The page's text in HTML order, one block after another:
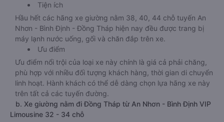
Tiện ích
Hầu hết các hãng xe giường nằm 38, 40, 44 chỗ tuyến An
Nhơn - Bình Định - Đồng Tháp hiện nay đều được trang bị
máy lạnh nước uống, gối và chăn đắp trên xe.
Ưu điểm
Ưu điểm nổi trội của loại xe này chính là giá cả phải chăng,
phù hợp với nhiều đối tượng khách hàng, thời gian di chuyển
linh hoạt. Hành khách có thể dễ dàng chọn lựa hãng xe này
trên tất cả các tuyến đường.
b. Xe giường nằm đi Đồng Tháp từ An Nhơn - Bình Định VIP
Limousine 32 - 34 chỗ